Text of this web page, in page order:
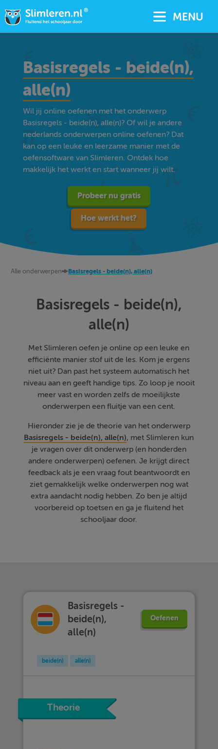
MENU
Basisregels - beide(n),
alle(n)
Wil jij online oefenen met het onderwerp
Basisregels - beide(n), alle(n)? Of wil je andere
nederlands onderwerpen online oefenen? Dat
kan op een leuke en leerzame manier met de
oefensoftware van Slimleren. Ontdek hoe
makkelijk het werkt en start wanneer jij wilt.
Probeer nu gratis
Hoe werkt het?
Alle onderwerpen Basisregels - beide(n), alle(n)
Basisregels - beide(n),
alle(n)
Met Slimleren oefen je online op een leuke en
efficiënte manier stof uit de les. Kom je ergens
niet uit? Dan past het systeem automatisch het
niveau aan en geeft handige tips. Zo loop je nooit
meer vast en worden zelfs de moeilijkste
onderwerpen een fluitje van een cent.
Hieronder zie je de theorie van het onderwerp
Basisregels - beide(n), alle(n), met Slimleren kun
je vragen over dit onderwerp (en honderden
andere onderwerpen) oefenen. Je krijgt direct
feedback als je een vraag fout beantwoordt en
ziet gemakkelijk welke onderwerpen nog wat
extra aandacht nodig hebben. Zo ben je altijd
voorbereid op toetsen en ga je fluitend het
schooljaar door.
Basisregels -
beide(n),
alle(n)
Oefenen
beide(n) alle(n)
Theorie